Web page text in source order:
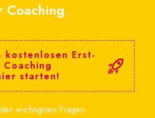
Coaching.
kostenlosen Erst-
Coaching
starten!
wichtigsten Fragen.